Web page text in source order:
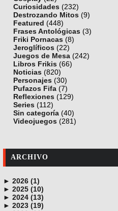
Curiosidades (232)
Destrozando Mitos (9)
Featured (448)
Frases Antológicas (3)
Friki Pornacas (8)
Jeroglíficos (22)
Juegos de Mesa (242)
Libros Frikis (66)
Noticias (820)
Personajes (30)
Pufazos Fifa (7)
Reflexiones (129)
Series (112)
Sin categoría (40)
Videojuegos (281)
ARCHIVO
► 2026 (1)
junio (1)
► 2025 (10)
noviembre (1)
octubre (1)
► 2024 (13)
diciembre (4)
► 2023 (19)